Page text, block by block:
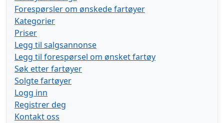
Forespørsler om ønskede fartøyer
Kategorier
Priser
Legg til salgsannonse
Legg til forespørsel om ønsket fartøy
Søk etter fartøyer
Solgte fartøyer
Logg inn
Registrer deg
Kontakt oss